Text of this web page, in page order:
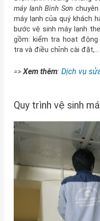
máy lạnh Bình Sơn
máy lạnh của quý khách
bước vệ sinh máy lạnh
gồm: kiểm tra hoạt động
tra và điều chỉnh cài đặt,…
=>Xem thêm: Dịch vụ
Quy trình vệ sinh